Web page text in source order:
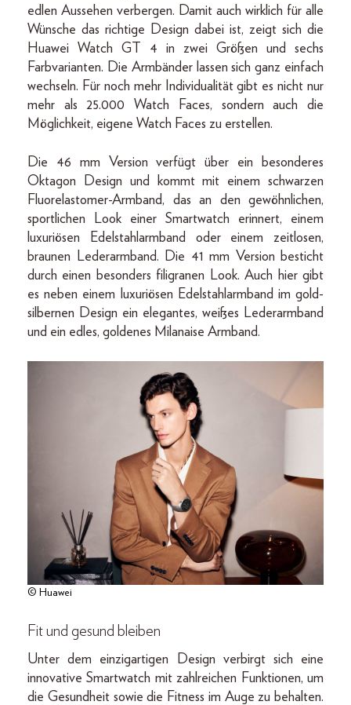
edlen Aussehen verbergen. Damit auch wirklich für alle
Wünsche das richtige Design dabei ist, zeigt sich die
Huawei Watch GT 4 in zwei Größen und sechs
Farbvarianten. Die Armbänder lassen sich ganz einfach
wechseln. Für noch mehr Individualität gibt es nicht nur
mehr als 25.000 Watch Faces, sondern auch die
Möglichkeit, eigene Watch Faces zu erstellen.
Die 46 mm Version verfügt über ein besonderes
Oktagon Design und kommt mit einem schwarzen
Fluorelastomer-Armband, das an den gewöhnlichen,
sportlichen Look einer Smartwatch erinnert, einem
luxuriösen Edelstahlarmband oder einem zeitlosen,
braunen Lederarmband. Die 41 mm Version besticht
durch einen besonders filigranen Look. Auch hier gibt
es neben einem luxuriösen Edelstahlarmband im gold-
silbernen Design ein elegantes, weißes Lederarmband
und ein edles, goldenes Milanaise Armband.
© Huawei
Fit und gesund bleiben
Unter dem einzigartigen Design verbirgt sich eine
innovative Smartwatch mit zahlreichen Funktionen, um
die Gesundheit sowie die Fitness im Auge zu behalten.